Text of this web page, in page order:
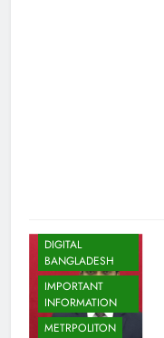
DIGITAL
BANGLADESH
IMPORTANT
INFORMATION
METRPOLITON